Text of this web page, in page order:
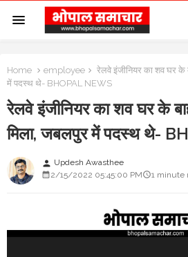
Home employee
रेलवे इंजीनियर का शव घर के
में पदस्थ थे- BHOPAL NEWS
रेलवे इंजीनियर का शव घर के
मिला, जबलपुर में पदस्थ थे-
person Updesh Awasthee
2/15/2022 05:45:00 PM
1 minute